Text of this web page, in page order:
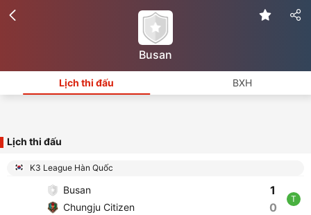
Busan
Lịch thi đấu BXH
Lịch thi đấu
K3 League Hàn Quốc
Busan
Chungju Citizen
1
0
T